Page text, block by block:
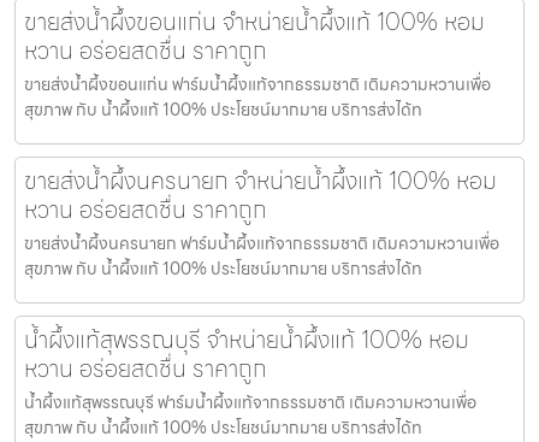
ขายส่งน้ำผึ้งขอนแก่น จำหน่ายน้ำผึ้งแท้ 100% หอม
หวาน อร่อยสดชื่น ราคาถูก
ขายส่งน้ำผึ้งขอนแก่น ฟาร์มน้ำผึ้งแท้จากธรรมชาติ เติมความหวานเพื่อ
สุขภาพ กับ น้ำผึ้งแท้ 100% ประโยชน์มากมาย บริการส่งได้ท
ขายส่งน้ำผึ้งนครนายก จำหน่ายน้ำผึ้งแท้ 100% หอม
หวาน อร่อยสดชื่น ราคาถูก
ขายส่งน้ำผึ้งนครนายก ฟาร์มน้ำผึ้งแท้จากธรรมชาติ เติมความหวานเพื่อ
สุขภาพ กับ น้ำผึ้งแท้ 100% ประโยชน์มากมาย บริการส่งได้ท
น้ำผึ้งแท้สุพรรณบุรี จำหน่ายน้ำผึ้งแท้ 100% หอม
หวาน อร่อยสดชื่น ราคาถูก
น้ำผึ้งแท้สุพรรณบุรี ฟาร์มน้ำผึ้งแท้จากธรรมชาติ เติมความหวานเพื่อ
สุขภาพ กับ น้ำผึ้งแท้ 100% ประโยชน์มากมาย บริการส่งได้ท